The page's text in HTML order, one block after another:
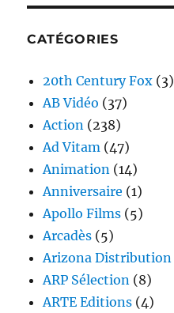
CATÉGORIES
20th Century Fox (3)
AB Vidéo (37)
Action (238)
Ad Vitam (47)
Animation (14)
Anniversaire (1)
Apollo Films (5)
Arcadès (5)
Arizona Distribution
ARP Sélection (8)
ARTE Editions (4)